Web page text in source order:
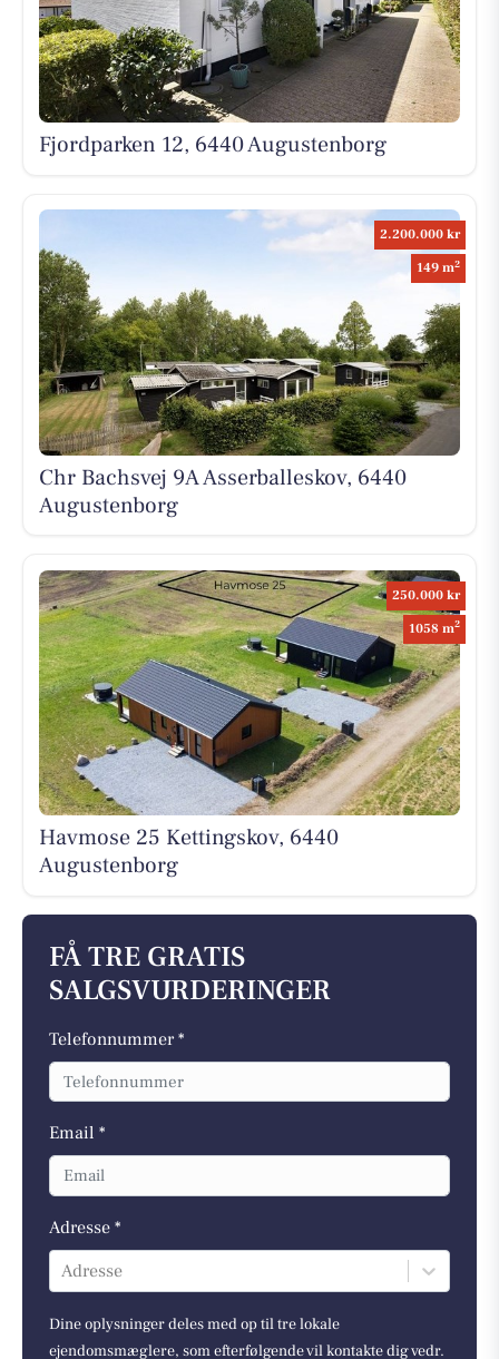
Fjordparken 12, 6440 Augustenborg
2.200.000 kr
149 m2
Chr Bachsvej 9A Asserballeskov, 6440
Augustenborg
250.000 kr
1058 m2
Havmose 25 Kettingskov, 6440
Augustenborg
FÅ TRE GRATIS
SALGSVURDERINGER
Telefonnummer *
Email *
Adresse *
Adresse
Dine oplysninger deles med op til tre lokale
ejendomsmæglere, som efterfølgende vil kontakte dig vedr.